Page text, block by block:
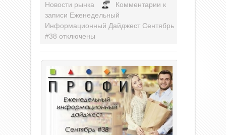
Новости рынка
Комментарии к
записи Еженедельный
Информационный Дайджест Сентябрь
#38 отключены